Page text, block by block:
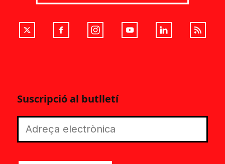
Suscripció al butlletí